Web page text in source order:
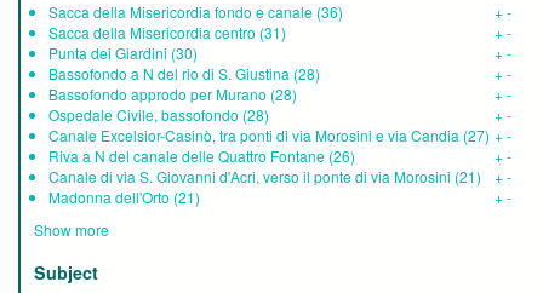
Sacca della Misericordia fondo e canale (36) +-
Sacca della Misericordia centro (31) +-
Punta dei Giardini (30) +-
Bassofondo a N del rio di S. Giustina (28) +-
Bassofondo approdo per Murano (28) +-
Ospedale Civile, bassofondo (28) +-
Canale Excelsior-Casinò, tra ponti di via Morosini e via Candia (27) +-
Riva a N del canale delle Quattro Fontane (26) +-
Canale di via S. Giovanni d'Acri, verso il ponte di via Morosini (21) +-
Madonna dell'Orto (21) +-
Show more
Subject